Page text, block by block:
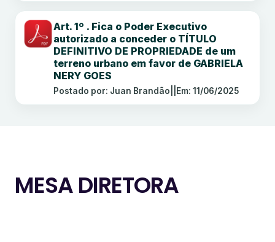
Art. 1º . Fica o Poder Executivo
autorizado a conceder o TÍTULO
DEFINITIVO DE PROPRIEDADE de um
terreno urbano em favor de GABRIELA
NERY GOES
Postado por: Juan Brandão Em: 11/06/2025
MESA DIRETORA